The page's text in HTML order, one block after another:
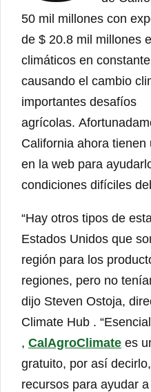
50 mil millones con
de $ 20.8 mil millones
climáticos en
causando el cambio
importantes desafíos
agrícolas.
California ahora
en la web para
condiciones difíciles
“Hay otros tipos de
Estados Unidos que
región para los
regiones, pero no
dijo Steven Ostoja,
Climate Hub .
, CalAgroClimate es
gratuito, por así
recursos para ayudar